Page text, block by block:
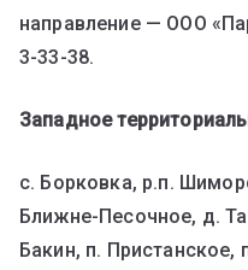
направление — ООО
3-33-38.
Западное
с. Борковка, р.п.
Ближне-Песочное, д.
Бакин, п. Пристанское,